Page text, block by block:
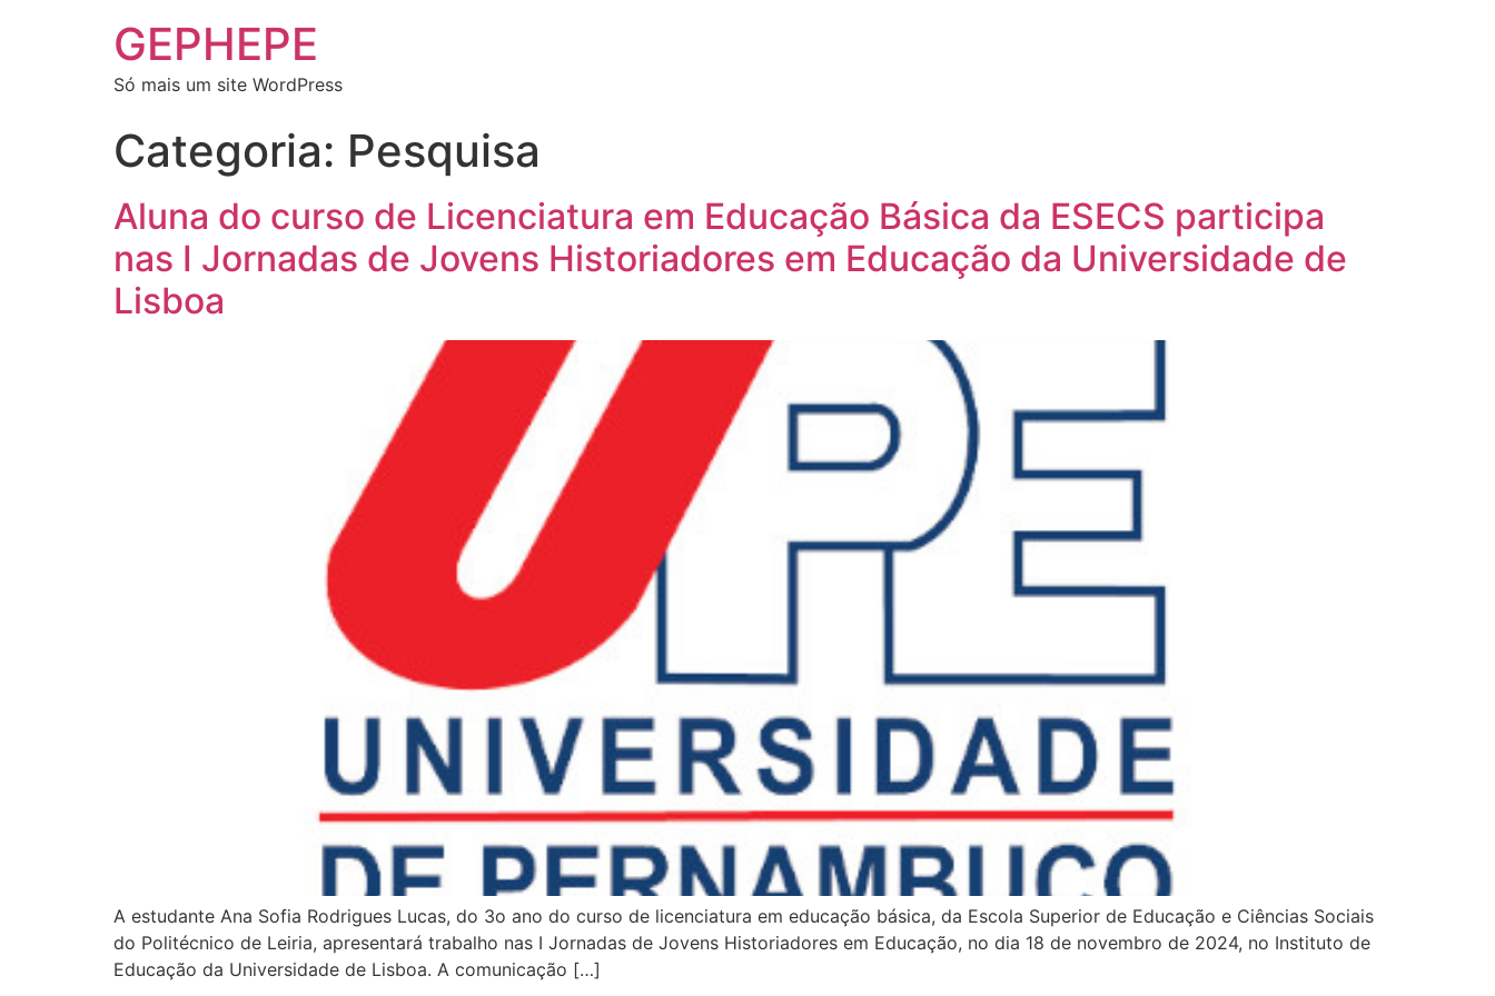
GEPHEPE
Só mais um site WordPress
Categoria: Pesquisa
Aluna do curso de Licenciatura em Educação Básica da ESECS participa
nas I Jornadas de Jovens Historiadores em Educação da Universidade de
Lisboa
A estudante Ana Sofia Rodrigues Lucas, do 3o ano do curso de licenciatura em educação básica, da Escola Superior de Educação e Ciências Sociais
do Politécnico de Leiria, apresentará trabalho nas I Jornadas de Jovens Historiadores em Educação, no dia 18 de novembro de 2024, no Instituto de
Educação da Universidade de Lisboa. A comunicação […]